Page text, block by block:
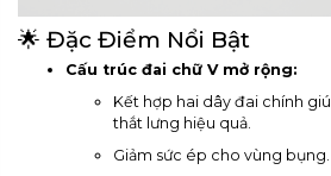
🌟 Đặc Điểm Nổi Bật
Cấu trúc đai chữ V mở rộng:
Kết hợp hai dây đai chính
thắt lưng hiệu quả.
Giảm sức ép cho vùng bụng.